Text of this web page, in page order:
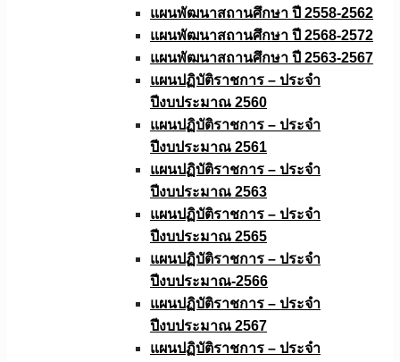
แผนพัฒนาสถานศึกษา ปี 2558-2562
แผนพัฒนาสถานศึกษา ปี 2568-2572
แผนพัฒนาสถานศึกษา ปี 2563-2567
แผนปฏิบัติราชการ – ประจำ
ปีงบประมาณ 2560
แผนปฏิบัติราชการ – ประจำ
ปีงบประมาณ 2561
แผนปฏิบัติราชการ – ประจำ
ปีงบประมาณ 2563
แผนปฏิบัติราชการ – ประจำ
ปีงบประมาณ 2565
แผนปฏิบัติราชการ – ประจำ
ปีงบประมาณ-2566
แผนปฏิบัติราชการ – ประจำ
ปีงบประมาณ 2567
แผนปฏิบัติราชการ – ประจำ